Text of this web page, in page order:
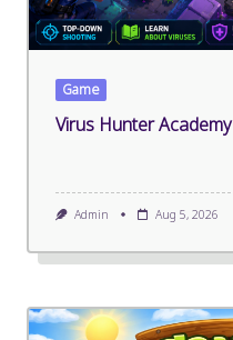
Game
Virus Hunter Academy
Admin Aug 5, 2026